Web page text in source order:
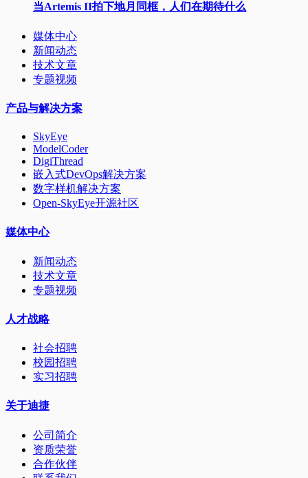
当Artemis II拍下地月同框，人们在期待什么
媒体中心
新闻动态
技术文章
专题视频
产品与解决方案
SkyEye
ModelCoder
DigiThread
嵌入式DevOps解决方案
数字样机解决方案
Open-SkyEye开源社区
媒体中心
新闻动态
技术文章
专题视频
人才战略
社会招聘
校园招聘
实习招聘
关于迪捷
公司简介
资质荣誉
合作伙伴